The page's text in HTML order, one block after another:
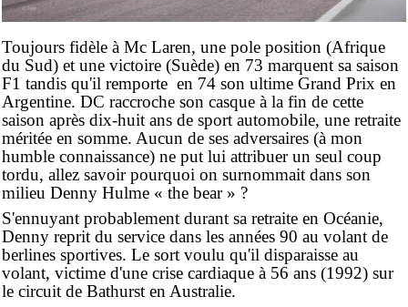
Toujours fidèle à Mc Laren, une pole position (Afrique
du Sud) et une victoire (Suède) en 73 marquent sa saison
F1 tandis qu'il remporte en 74 son ultime Grand Prix en
Argentine. DC raccroche son casque à la fin de cette
saison après dix-huit ans de sport automobile, une retraite
méritée en somme. Aucun de ses adversaires (à mon
humble connaissance) ne put lui attribuer un seul coup
tordu, allez savoir pourquoi on surnommait dans son
milieu Denny Hulme « the bear » ?
S'ennuyant probablement durant sa retraite en Océanie,
Denny reprit du service dans les années 90 au volant de
berlines sportives. Le sort voulu qu'il disparaisse au
volant, victime d'une crise cardiaque à 56 ans (1992) sur
le circuit de Bathurst en Australie.